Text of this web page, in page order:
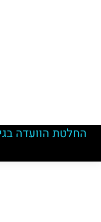
החלטת הוועדה